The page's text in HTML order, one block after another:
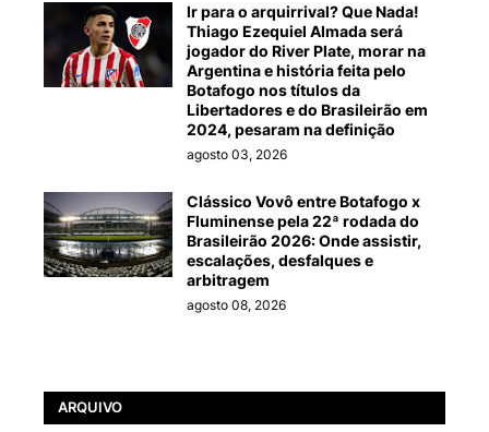
Ir para o arquirrival? Que Nada!
Thiago Ezequiel Almada será
jogador do River Plate, morar na
Argentina e história feita pelo
Botafogo nos títulos da
Libertadores e do Brasileirão em
2024, pesaram na definição
agosto 03, 2026
Clássico Vovô entre Botafogo x
Fluminense pela 22ª rodada do
Brasileirão 2026: Onde assistir,
escalações, desfalques e
arbitragem
agosto 08, 2026
ARQUIVO